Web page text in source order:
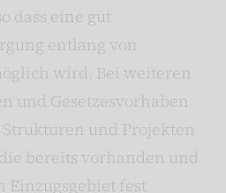
dass eine gut
entlang von
wird. Bei weiteren
und Gesetzesvorhaben
und Projekten
bereits vorhanden und
fest